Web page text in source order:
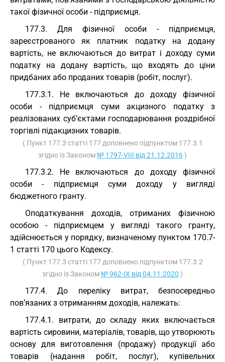
такої фізичної особи - підприємця.
177.3. Для фізичної особи - підприємця,
зареєстрованого як платник податку на додану
вартість, не включаються до витрат і доходу суми
податку на додану вартість, що входять до ціни
придбаних або проданих товарів (робіт, послуг).
177.3.1. Не включаються до доходу фізичної
особи - підприємця суми акцизного податку з
реалізованих суб’єктами господарювання роздрібної
торгівлі підакцизних товарів.
( Пункт 177.3 статті 177 доповнено підпунктом 177.3.1
згідно із Законом № 1797-VIII від 21.12.2016)
177.3.2. Не включаються до доходу фізичної
особи - підприємця суми доходу у вигляді
бюджетного гранту.
Оподаткування доходів, отриманих фізичною
особою - підприємцем у вигляді такого гранту,
здійснюється у порядку, визначеному пунктом 170.7-
1 статті 170 цього Кодексу.
( Пункт 177.3 статті 177 доповнено підпунктом 177.3.2
згідно із Законом № 962-IX від 04.11.2020 )
177.4. До переліку витрат, безпосередньо
пов’язаних з отриманням доходів, належать:
177.4.1. витрати, до складу яких включається
вартість сировини, матеріалів, товарів, що утворюють
основу для виготовлення (продажу) продукції або
товарів (надання робіт, послуг), купівельних